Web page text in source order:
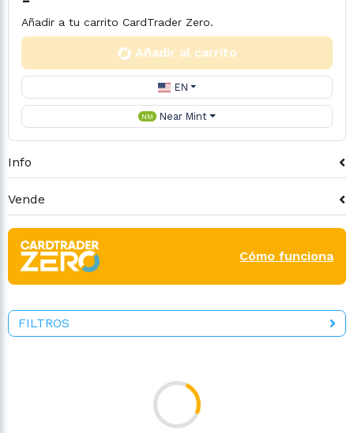
Añadir a tu carrito CardTrader Zero.
Añadir al carrito
EN
NM Near Mint
Info
Vende
Cómo funciona
FILTROS